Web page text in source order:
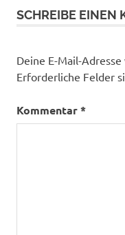
SCHREIBE EINEN
Deine E-Mail-
Erforderliche Felder
Kommentar*